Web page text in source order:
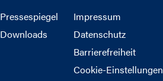
Pressespiegel
Downloads
Impressum
Datenschutz
Barrierefreiheit
Cookie-Einstellungen